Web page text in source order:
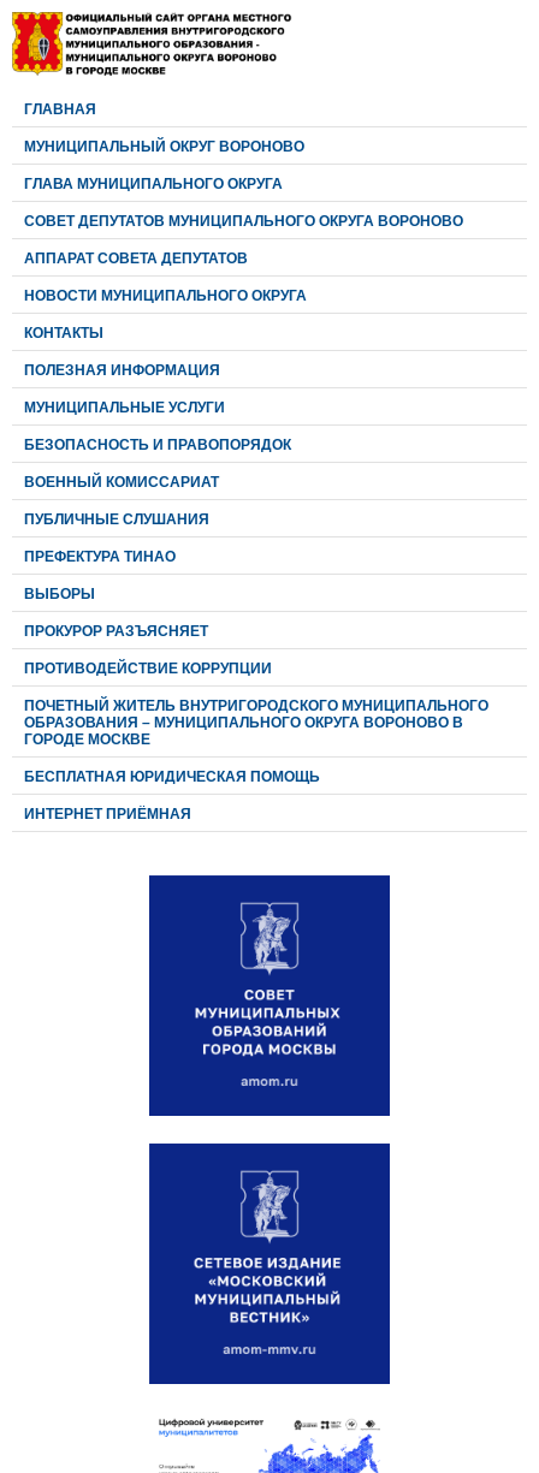
ГЛАВНАЯ
МУНИЦИПАЛЬНЫЙ ОКРУГ ВОРОНОВО
ГЛАВА МУНИЦИПАЛЬНОГО ОКРУГА
CОВЕТ ДЕПУТАТОВ МУНИЦИПАЛЬНОГО ОКРУГА ВОРОНОВО
АППАРАТ СОВЕТА ДЕПУТАТОВ
НОВОСТИ МУНИЦИПАЛЬНОГО ОКРУГА
КОНТАКТЫ
ПОЛЕЗНАЯ ИНФОРМАЦИЯ
МУНИЦИПАЛЬНЫЕ УСЛУГИ
БЕЗОПАСНОСТЬ И ПРАВОПОРЯДОК
ВОЕННЫЙ КОМИССАРИАТ
ПУБЛИЧНЫЕ СЛУШАНИЯ
ПРЕФЕКТУРА ТИНАО
ВЫБОРЫ
ПРОКУРОР РАЗЪЯСНЯЕТ
ПРОТИВОДЕЙСТВИЕ КОРРУПЦИИ
ПОЧЕТНЫЙ ЖИТЕЛЬ ВНУТРИГОРОДСКОГО МУНИЦИПАЛЬНОГО
ОБРАЗОВАНИЯ – МУНИЦИПАЛЬНОГО ОКРУГА ВОРОНОВО В
ГОРОДЕ МОСКВЕ
БЕСПЛАТНАЯ ЮРИДИЧЕСКАЯ ПОМОЩЬ
ИНТЕРНЕТ ПРИЁМНАЯ